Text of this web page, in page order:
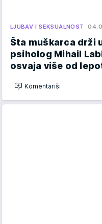
LJUBAV I SEKSUALNOST
Šta muškarca drži
psiholog Mihail
osvaja više od
Komentariši